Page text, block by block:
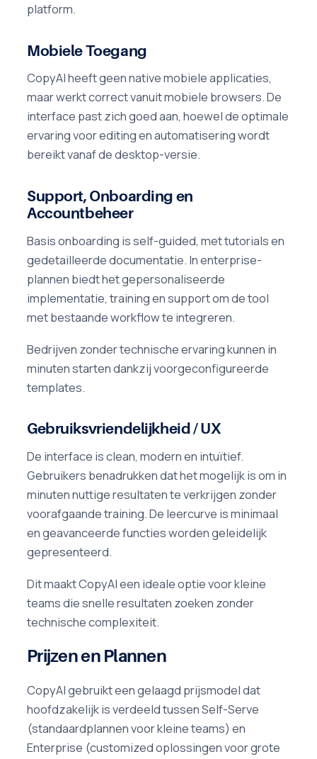
platform.
Mobiele Toegang
CopyAI heeft geen native mobiele applicaties,
maar werkt correct vanuit mobiele browsers. De
interface past zich goed aan, hoewel de optimale
ervaring voor editing en automatisering wordt
bereikt vanaf de desktop-versie.
Support, Onboarding en
Accountbeheer
Basis onboarding is self-guided, met tutorials en
gedetailleerde documentatie. In enterprise-
plannen biedt het gepersonaliseerde
implementatie, training en support om de tool
met bestaande workflow te integreren.
Bedrijven zonder technische ervaring kunnen in
minuten starten dankzij voorgeconfigureerde
templates.
Gebruiksvriendelijkheid / UX
De interface is clean, modern en intuïtief.
Gebruikers benadrukken dat het mogelijk is om in
minuten nuttige resultaten te verkrijgen zonder
voorafgaande training. De leercurve is minimaal
en geavanceerde functies worden geleidelijk
gepresenteerd.
Dit maakt CopyAI een ideale optie voor kleine
teams die snelle resultaten zoeken zonder
technische complexiteit.
Prijzen en Plannen
CopyAI gebruikt een gelaagd prijsmodel dat
hoofdzakelijk is verdeeld tussen Self-Serve
(standaardplannen voor kleine teams) en
Enterprise (customized oplossingen voor grote